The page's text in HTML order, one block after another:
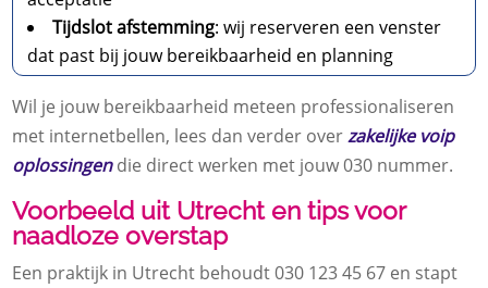
Tijdslot afstemming: wij reserveren een venster
dat past bij jouw bereikbaarheid en planning
Wil je jouw bereikbaarheid meteen professionaliseren
met internetbellen, lees dan verder overzakelijke voip
oplossingendie direct werken met jouw 030 nummer.
Voorbeeld uit Utrecht en tips voor
naadloze overstap
Een praktijk in Utrecht behoudt 030 123 45 67 en stapt